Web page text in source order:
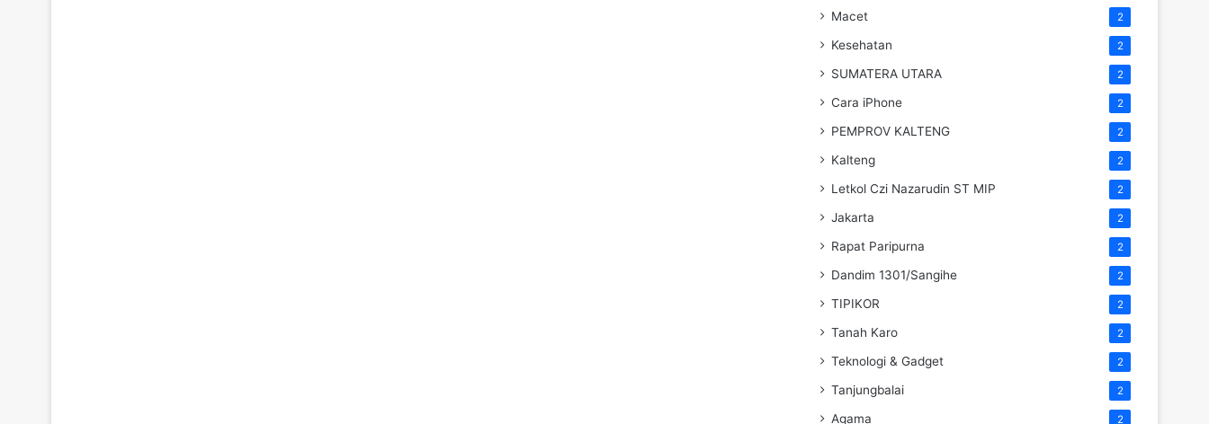
Macet 2
Kesehatan 2
SUMATERA UTARA 2
Cara iPhone 2
PEMPROV KALTENG 2
Kalteng 2
Letkol Czi Nazarudin ST MIP 2
Jakarta 2
Rapat Paripurna 2
Dandim 1301/Sangihe 2
TIPIKOR 2
Tanah Karo 2
Teknologi & Gadget 2
Tanjungbalai 2
Agama 2